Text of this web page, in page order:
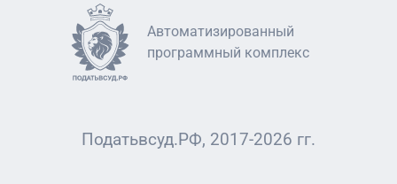
Автоматизированный
программный комплекс
Податьвсуд.РФ, 2017-2026 гг.